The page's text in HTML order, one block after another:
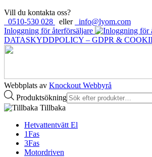
Vill du kontakta oss?
0510-530 028
eller
info@lyom.com
Inloggning för återförsäljare
DATASKYDDPOLICY – GDPR &
Webbplats av Knockout Webbyrå
Produktsökning
Tillbaka
Hetvattentvätt El
1Fas
3Fas
Motordriven